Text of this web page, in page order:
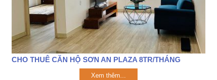
CHO THUÊ CĂN HỘ SƠN AN PLAZA 8TR/THÁNG
Xem thêm...